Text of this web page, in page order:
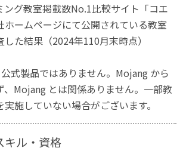
ング教室掲載数No.1比較サイト「コエ
ホームページにて公開されている教室
た結果（2024年110月末時点）
公式製品ではありません。Mojang から
、Mojang とは関係ありません。一部教
施していない場合がございます。
キル・資格